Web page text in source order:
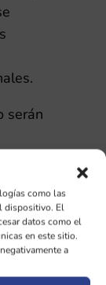
como las
dispositivo. El
datos como el
en este sitio.
a
serán
y se
en
36001